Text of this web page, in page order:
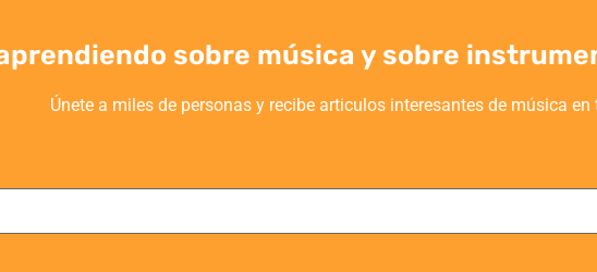
sobre música y sobre
Únete a miles de personas y recibe articulos interesantes de música en